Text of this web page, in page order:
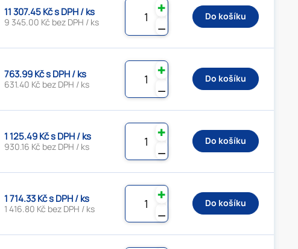
11 307.45 Kč s DPH / ks
9 345.00 Kč bez DPH / ks ⚊
✚
Do košíku
763.99 Kč s DPH / ks
631.40 Kč bez DPH / ks ⚊
✚
Do košíku
1 125.49 Kč s DPH / ks
930.16 Kč bez DPH / ks ⚊
✚
Do košíku
1 714.33 Kč s DPH / ks
1 416.80 Kč bez DPH / ks ⚊
✚
Do košíku